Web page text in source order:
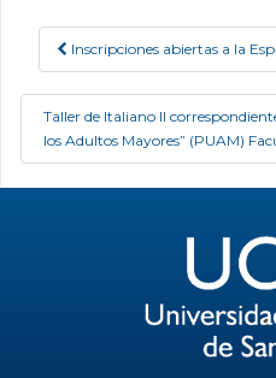
Post navigation
Inscripciones abiertas a la
Taller de Italiano II
los Adultos Mayores” (PUAM)